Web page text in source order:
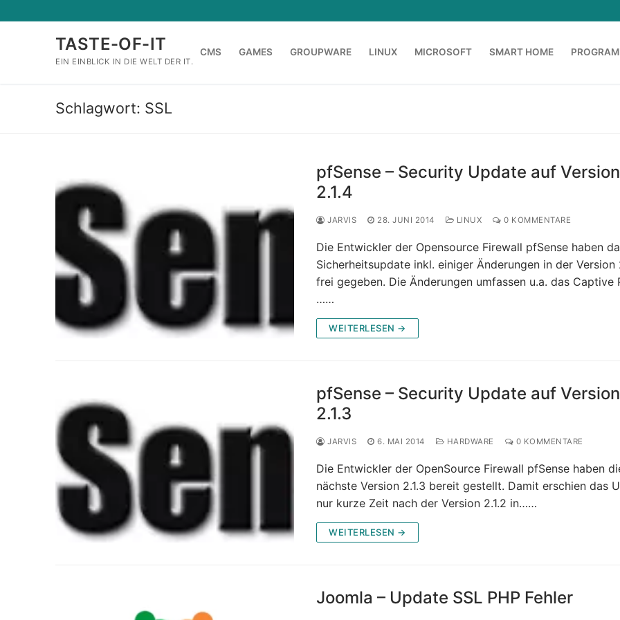
Inhalt
TASTE-OF-IT
EIN EINBLICK IN DIE WELT DER IT.
CMS GAMES GROUPWARE LINUX MICROSOFT SMART HOME
Schlagwort: SSL
pfSense – Security Update auf Version
2.1.4
JARVIS 28. JUNI 2014 LINUX 0 KOMMENTARE
Die Entwickler der Opensource Firewall pfSense haben
Sicherheitsupdate inkl. einiger Änderungen in der Version
frei gegeben. Die Änderungen umfassen u.a. das Captive
……
WEITERLESEN →
pfSense – Security Update auf Version
2.1.3
JARVIS 6. MAI 2014 HARDWARE 0 KOMMENTARE
Die Entwickler der OpenSource Firewall pfSense haben
nächste Version 2.1.3 bereit gestellt. Damit erschien das
nur kurze Zeit nach der Version 2.1.2 in……
WEITERLESEN →
Joomla – Update SSL PHP Fehler